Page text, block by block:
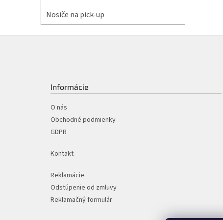
Nosiče na pick-up
Informácie
O nás
Obchodné podmienky
GDPR
Kontakt
Reklamácie
Odstúpenie od zmluvy
Reklamačný formulár